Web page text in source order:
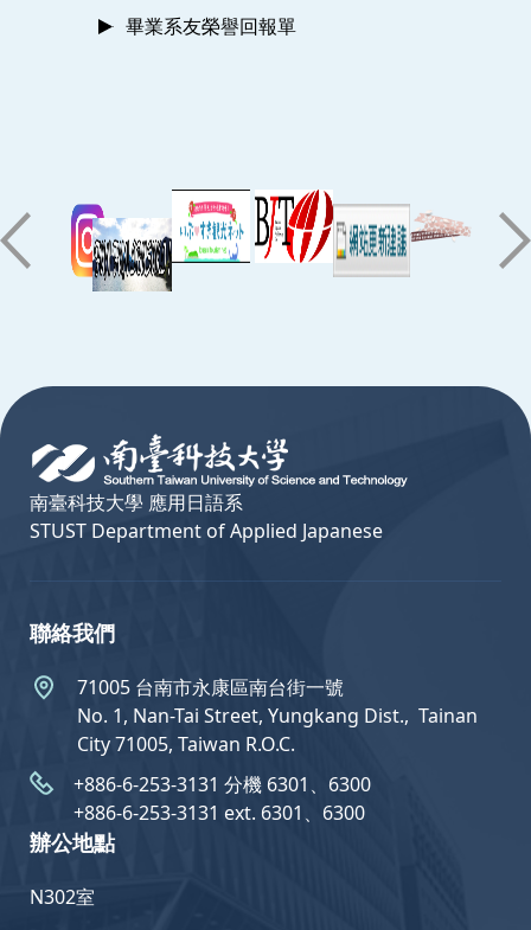
畢業系友榮譽回報單
南臺科技大學 應用日語系
STUST Department of Applied Japanese
聯絡我們
71005 台南市永康區南台街一號
No. 1, Nan-Tai Street, Yungkang Dist.,  Tainan
City 71005, Taiwan R.O.C.
+886-6-253-3131 分機 6301、6300
+886-6-253-3131 ext. 6301、6300
辦公地點
N302室